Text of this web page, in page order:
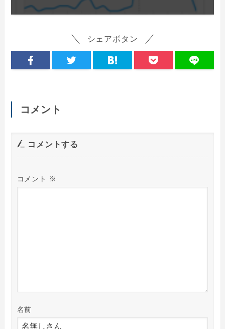
シェアボタン
コメント
コメントする
コメント ※
名前